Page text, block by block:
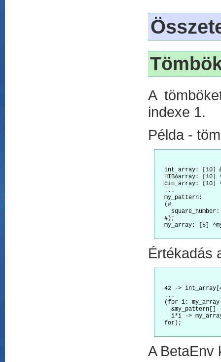
A
indexe 1.
Példa -
int_array: [10]
HIBAarray: [10]
din_array: [10]
  ...
my_pattern:
  (#
  #);
my_array: [5]
Értékadás
42 ->
  ...
(for i:
&my_pattern[]
i*i ->
  for);
A BetaEnv